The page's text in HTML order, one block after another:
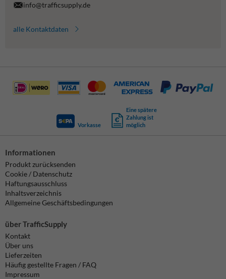
info@trafficsupply.de
alle Kontaktdaten
Vorkasse
Eine spätere
Zahlung ist
möglich
Informationen
Produkt zurücksenden
Cookie / Datenschutz
Haftungsausschluss
Inhaltsverzeichnis
Allgemeine Geschäftsbedingungen
über TrafficSupply
Kontakt
Über uns
Lieferzeiten
Häufig gestellte Fragen / FAQ
Impressum